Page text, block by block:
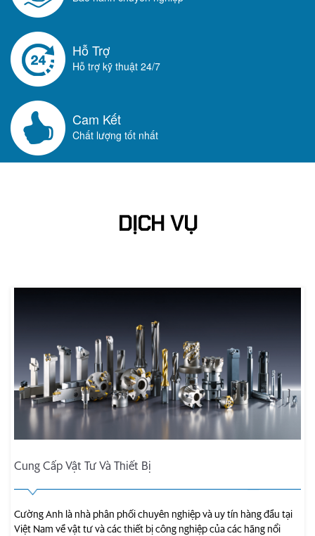
Hỗ Trợ
Hỗ trợ kỹ thuật 24/7
Cam Kết
Chất lượng tốt nhất
DỊCH VỤ
Cung Cấp Vật Tư Và Thiết Bị
Cường Anh là nhà phân phối chuyên nghiệp và uy tín hàng đầu tại
Việt Nam về vật tư và các thiết bị công nghiệp của các hãng nổi